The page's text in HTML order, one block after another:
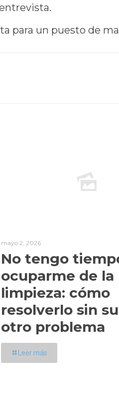
para un puesto de
mayo 2, 2026
No tengo
ocuparme de la
limpieza: cómo
resolverlo sin
otro problema
Leer más